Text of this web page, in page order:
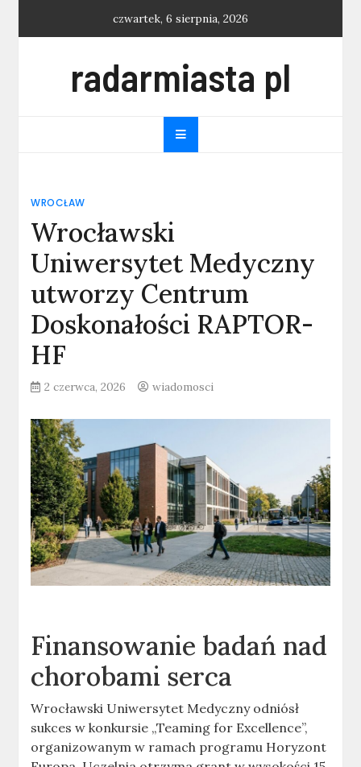
czwartek, 6 sierpnia, 2026
radarmiasta pl
WROCŁAW
Wrocławski
Uniwersytet Medyczny
utworzy Centrum
Doskonałości RAPTOR-
HF
2 czerwca, 2026 wiadomosci
Finansowanie badań nad
chorobami serca
Wrocławski Uniwersytet Medyczny odniósł
sukces w konkursie „Teaming for Excellence”,
organizowanym w ramach programu Horyzont